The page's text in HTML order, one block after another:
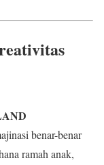
benar-benar
ramah anak,